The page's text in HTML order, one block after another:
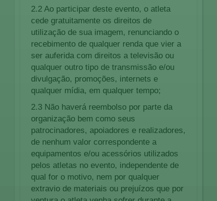
2.2 Ao participar deste evento, o atleta
cede gratuitamente os direitos de
utilização de sua imagem, renunciando o
recebimento de qualquer renda que vier a
ser auferida com direitos a televisão ou
qualquer outro tipo de transmissão e/ou
divulgação, promoções, internets e
qualquer mídia, em qualquer tempo;
2.3 Não haverá reembolso por parte da
organização bem como seus
patrocinadores, apoiadores e realizadores,
de nenhum valor correspondente a
equipamentos e/ou acessórios utilizados
pelos atletas no evento, independente de
qual for o motivo, nem por qualquer
extravio de materiais ou prejuízos que por